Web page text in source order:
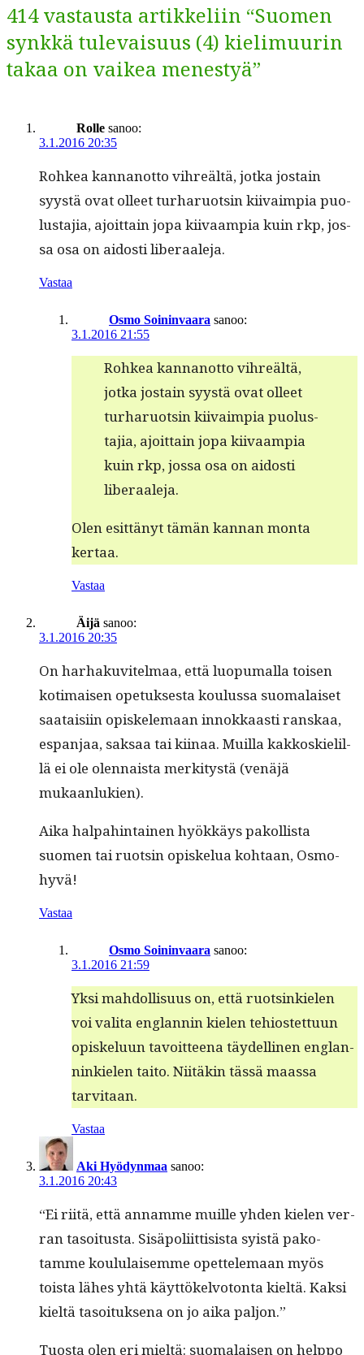
414 vastausta artikkeliin “Suomen
synkkä tulevaisuus (4) kielimuurin
takaa on vaikea menestyä”
Rolle sanoo:
3.1.2016 20:35
Rohkea kan­nan­ot­to vihreältä, jot­ka jostain
syys­tä ovat olleet turharuotsin kiivaimpia puo­
lus­ta­jia, ajoit­tain jopa kiivaampia kuin rkp, jos­
sa osa on aidosti liberaaleja.
Vastaa
Osmo Soininvaara sanoo:
3.1.2016 21:55
Rohkea kan­nan­ot­to vihreältä,
jot­ka jostain syys­tä ovat olleet
turharuotsin kiivaimpia puo­lus­
ta­jia, ajoit­tain jopa kiivaampia
kuin rkp, jos­sa osa on aidosti
liberaaleja.
Olen esit­tänyt tämän kan­nan mon­ta
kertaa.
Vastaa
Äijä sanoo:
3.1.2016 20:35
On harhaku­vitel­maa, että luop­umal­la toisen
koti­maisen opetuk­ses­ta koulus­sa suo­ma­laiset
saataisi­in opiskele­maan innokkaasti ran­skaa,
espan­jaa, sak­saa tai kiinaa. Muil­la kakkoskielil­
lä ei ole olen­naista merk­i­tys­tä (venäjä
mukaanlukien).
Aika hal­pahin­tainen hyökkäys pakol­lista
suomen tai ruotsin opiskelua kohtaan, Osmo-
hyvä!
Vastaa
Osmo Soininvaara sanoo:
3.1.2016 21:59
Yksi mah­dol­lisu­us on, että ruotsinkie­len
voi vali­ta englan­nin kie­len tehiostet­tuun
opiskelu­un tavoit­teena täy­delli­nen englan­
ninkie­len taito. Niitäkin tässä maas­sa
tarvitaan.
Vastaa
Aki Hyödynmaa sanoo:
3.1.2016 20:43
“Ei riitä, että annamme muille yhden kie­len ver­
ran tasoi­tus­ta. Sisäpoli­it­ti­sista syistä pako­
tamme koul­u­laisemme opet­tele­maan myös
toista läh­es yhtä käyt­tökelvo­ton­ta kieltä. Kak­si
kieltä tasoituk­se­na on jo aika paljon.”
Tuos­ta olen eri mieltä: suo­ma­laisen on help­po